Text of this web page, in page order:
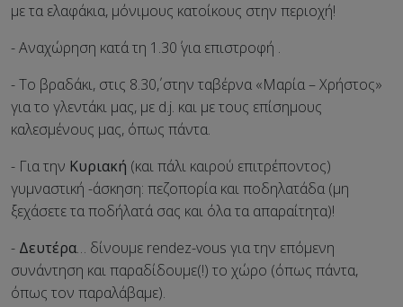
με τα ελαφάκια, μόνιμους κατοίκους στην περιοχή!
- Αναχώρηση κατά τη 1.30΄ για επιστροφή .
- Το βραδάκι, στις 8.30΄, στην ταβέρνα «Μαρία – Χρήστος»
για το γλεντάκι μας, με d.j. και με τους επίσημους
καλεσμένους μας, όπως πάντα.
- Για την Κυριακή (και πάλι καιρού επιτρέποντος)
γυμναστική -άσκηση: πεζοπορία και ποδηλατάδα (μη
ξεχάσετε τα ποδήλατά σας και όλα τα απαραίτητα)!
- Δευτέρα… δίνουμε rendez-vous για την επόμενη
συνάντηση και παραδίδουμε(!) το χώρο (όπως πάντα,
όπως τον παραλάβαμε).